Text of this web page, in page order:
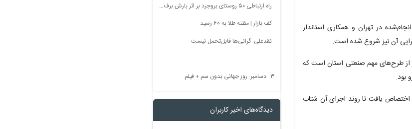
در تهران و همکاری استاندار
آن نیز شروع شده است.
از طرح‌های مهم صنعتی استان است که
بود.
اختصاص یافت تا روند اجرای آن شتاب
راه ارتباطی ۵۰ روستای بروجرد بر اثر بارش برف مسدود شد
کف بازار | مظنه طلا به 60 رسید
نقدعلی: گرانی‌ها قابل‌تحمل نیست
۳ دسامبر: روز جهانی بدون سم + فیلم
دیدگاه‌های اخیر کاربران